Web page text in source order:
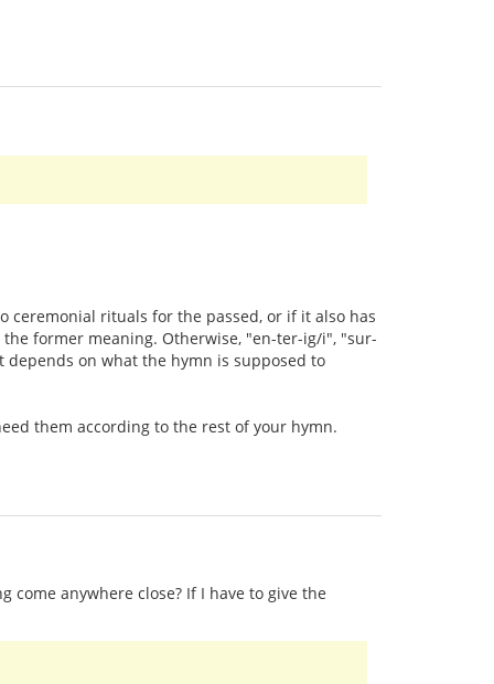
rituals for the passed, or if it also has
former meaning. Otherwise, "en-ter-ig/i", "sur-
on what the hymn is supposed to
them according to the rest of your hymn.
anywhere close? If I have to give the